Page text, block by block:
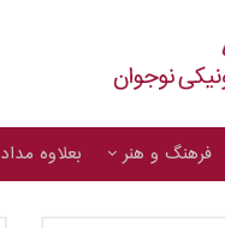
فرهنگ و هنر بعلاوه مداد